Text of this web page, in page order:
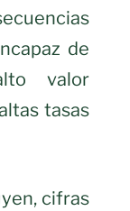
de
valor
tasas
cifras